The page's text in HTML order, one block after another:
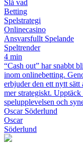
Slå vad
Betting
Spelstrategi
Onlinecasino
Ansvarsfullt Spelande
Speltrender
4 min
“Cash out” har snabbt
inom onlinebetting.
erbjuder den ett nytt
mer strategiskt.
spelupplevelsen och
Oscar Söderlund
Oscar
Söderlund